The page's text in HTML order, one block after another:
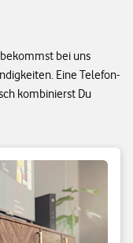
bei uns
Eine Telefon-
kombinierst Du